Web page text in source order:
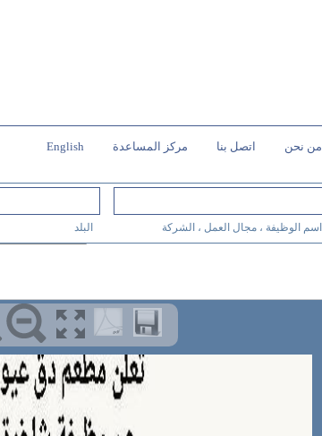
من نحن اتصل بنا مركز المساعدة English
اسم الوظيفة ، مجال العمل ، الشركة البلد